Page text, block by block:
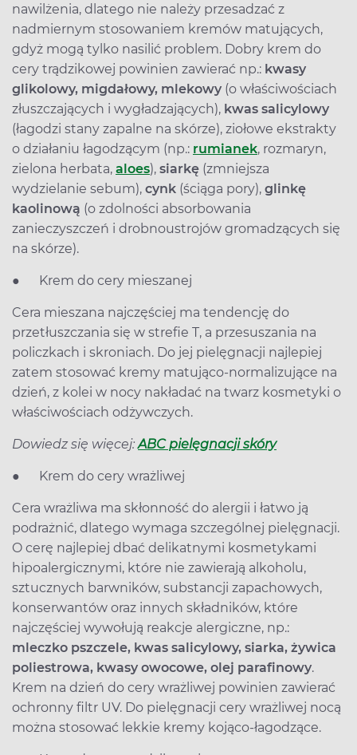
nawilżenia, dlatego nie należy przesadzać z
nadmiernym stosowaniem kremów matujących,
gdyż mogą tylko nasilić problem. Dobry krem do
cery trądzikowej powinien zawierać np.: kwasy
glikolowy, migdałowy, mlekowy (o właściwościach
złuszczających i wygładzających), kwas salicylowy
(łagodzi stany zapalne na skórze), ziołowe ekstrakty
o działaniu łagodzącym (np.: rumianek, rozmaryn,
zielona herbata, aloes), siarkę (zmniejsza
wydzielanie sebum), cynk (ściąga pory), glinkę
kaolinową (o zdolności absorbowania
zanieczyszczeń i drobnoustrojów gromadzących się
na skórze).
● Krem do cery mieszanej
Cera mieszana najczęściej ma tendencję do
przetłuszczania się w strefie T, a przesuszania na
policzkach i skroniach. Do jej pielęgnacji najlepiej
zatem stosować kremy matująco-normalizujące na
dzień, z kolei w nocy nakładać na twarz kosmetyki o
właściwościach odżywczych.
Dowiedz się więcej:ABC pielęgnacji skóry
● Krem do cery wrażliwej
Cera wrażliwa ma skłonność do alergii i łatwo ją
podrażnić, dlatego wymaga szczególnej pielęgnacji.
O cerę najlepiej dbać delikatnymi kosmetykami
hipoalergicznymi, które nie zawierają alkoholu,
sztucznych barwników, substancji zapachowych,
konserwantów oraz innych składników, które
najczęściej wywołują reakcje alergiczne, np.:
mleczko pszczele, kwas salicylowy, siarka, żywica
poliestrowa, kwasy owocowe, olej parafinowy.
Krem na dzień do cery wrażliwej powinien zawierać
ochronny filtr UV. Do pielęgnacji cery wrażliwej nocą
można stosować lekkie kremy kojąco-łagodzące.